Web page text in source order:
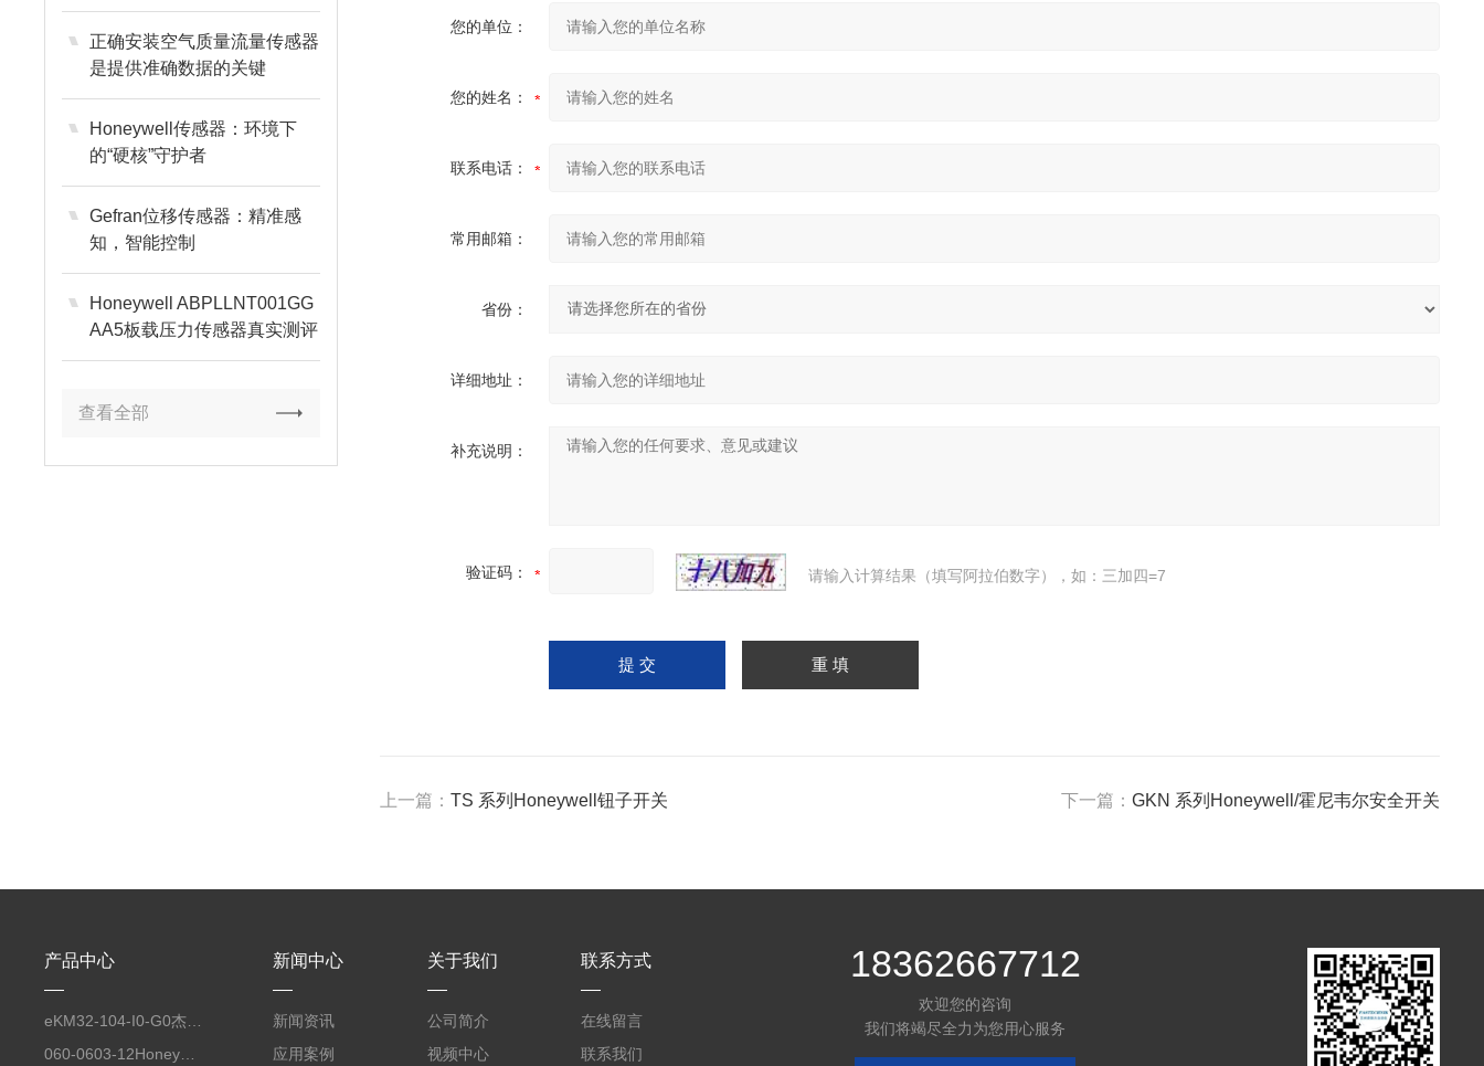
正确安装空气质量流量传感器
是提供准确数据的关键
Honeywell传感器：环境下
的“硬核”守护者
Gefran位移传感器：精准感
知，智能控制
Honeywell ABPLLNT001GG
AA5板载压力传感器真实测评
查看全部
您的单位：
您的姓名：
联系电话：
常用邮箱：
省份：
详细地址：
补充说明：
验证码： 请输入计算结果（填写阿拉伯数字），如：三加四=7
上一篇： TS 系列Honeywell钮子开关 下一篇： GKN 系列Honeywell/霍尼韦尔安全开关
产品中心 新闻中心
新闻资讯
应用案例
关于我们
公司简介
视频中心
联系方式
在线留言
联系我们
18362667712
欢迎您的咨询
我们将竭尽全力为您用心服务